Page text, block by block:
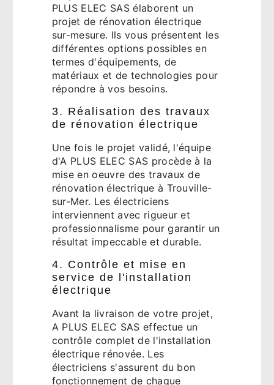
PLUS ELEC SAS élaborent un
projet de rénovation électrique
sur-mesure. Ils vous présentent les
différentes options possibles en
termes d'équipements, de
matériaux et de technologies pour
répondre à vos besoins.
3. Réalisation des travaux
de rénovation électrique
Une fois le projet validé, l'équipe
d'A PLUS ELEC SAS procède à la
mise en oeuvre des travaux de
rénovation électrique à Trouville-
sur-Mer. Les électriciens
interviennent avec rigueur et
professionnalisme pour garantir un
résultat impeccable et durable.
4. Contrôle et mise en
service de l'installation
électrique
Avant la livraison de votre projet,
A PLUS ELEC SAS effectue un
contrôle complet de l'installation
électrique rénovée. Les
électriciens s'assurent du bon
fonctionnement de chaque